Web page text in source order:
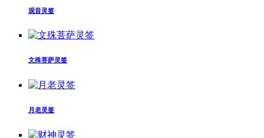
观音灵签
文殊菩萨灵签
月老灵签